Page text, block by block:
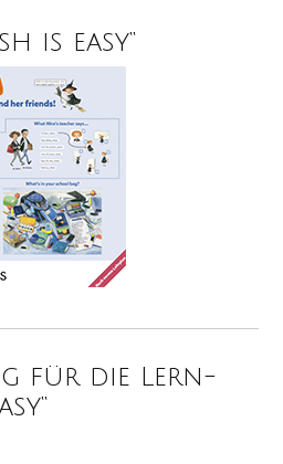
is easy“
für die Lern-